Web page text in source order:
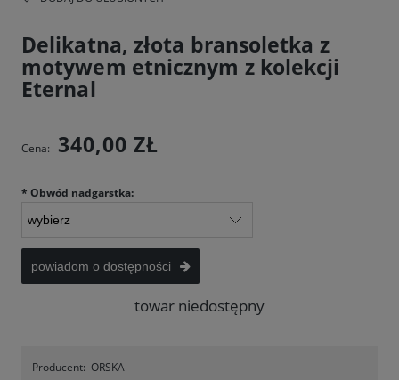
Delikatna, złota bransoletka z
motywem etnicznym z kolekcji
Eternal
Cena: 340,00 ZŁ
* Obwód nadgarstka:
powiadom o dostępności
towar niedostępny
Producent: ORSKA